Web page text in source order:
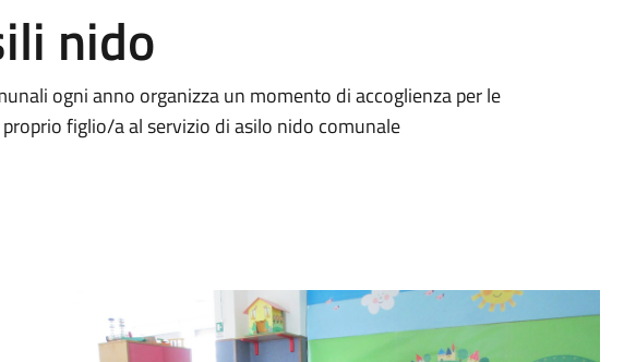
nido
ogni anno organizza un momento di accoglienza per le
figlio/a al servizio di asilo nido comunale